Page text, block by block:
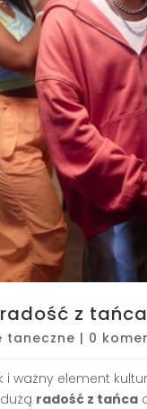
z
taneczne | 0
ważny element
radość z tańca